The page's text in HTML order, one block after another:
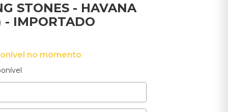
STONES - HAVANA
- IMPORTADO
no momento